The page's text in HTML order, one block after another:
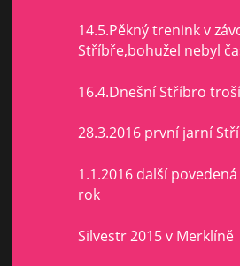
14.5.Pěkný trenink v
Stříbře,bohužel nebyl
16.4.Dnešní Stříbro
28.3.2016 první jarní
1.1.2016 další
rok
Silvestr 2015 v Merklíně